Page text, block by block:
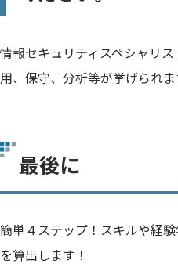
情報セキュリティスペシャリ
用、保守、分析等が挙げられま
最後に
簡単４ステップ！スキルや経
を算出します！